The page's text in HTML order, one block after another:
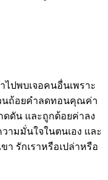
ไปพบเจอคนอื่นเพราะ
นถ้อยคำลดทอนคุณค่า
ดดัน และถูกด้อยค่าลง
ามมั่นใจในตนเอง และ
รักเราหรือเปล่าหรือ